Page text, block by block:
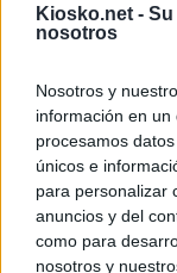
Kiosko.net - Su
nosotros
Nosotros y
información en un
procesamos
únicos e
para personalizar
anuncios y del
como para
nosotros y